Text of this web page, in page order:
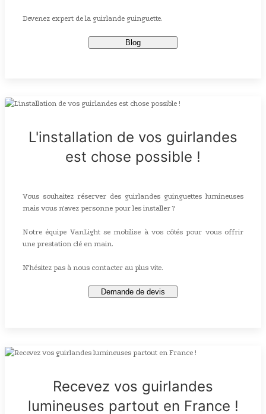
Devenez expert de la guirlande guinguette.
Blog
L'installation de vos guirlandes
est chose possible !
Vous souhaitez réserver des guirlandes guinguettes lumineuses
mais vous n'avez personne pour les installer ?
Notre équipe VanLight se mobilise à vos côtés pour vous offrir
une prestation clé en main.
N'hésitez pas à nous contacter au plus vite.
Demande de devis
Recevez vos guirlandes
lumineuses partout en France !